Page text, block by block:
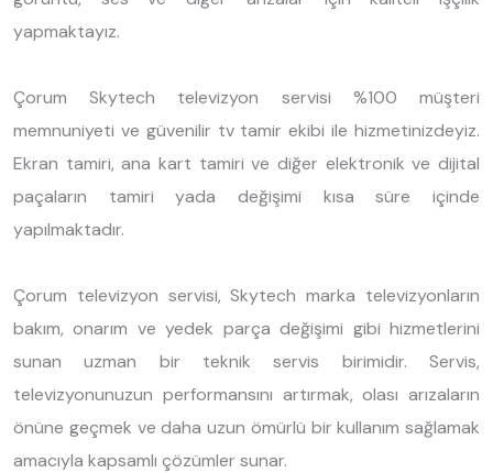
yapmaktayız.
Çorum Skytech televizyon servisi %100 müşteri
memnuniyeti ve güvenilir tv tamir ekibi ile hizmetinizdeyiz.
Ekran tamiri, ana kart tamiri ve diğer elektronik ve dijital
paçaların tamiri yada değişimi kısa süre içinde
yapılmaktadır.
Çorum televizyon servisi, Skytech marka televizyonların
bakım, onarım ve yedek parça değişimi gibi hizmetlerini
sunan uzman bir teknik servis birimidir. Servis,
televizyonunuzun performansını artırmak, olası arızaların
önüne geçmek ve daha uzun ömürlü bir kullanım sağlamak
amacıyla kapsamlı çözümler sunar.